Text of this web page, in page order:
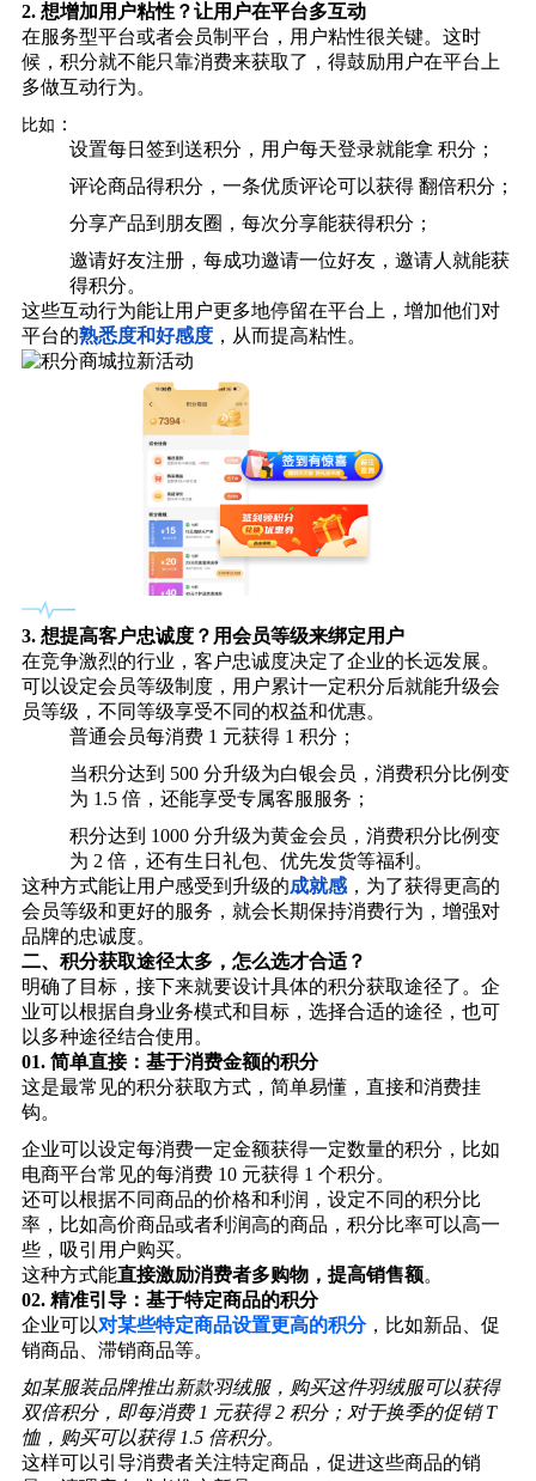
2. 想增加用户粘性？让用户在平台多互动
在服务型平台或者会员制平台，用户粘性很关键。这时
候，积分就不能只靠消费来获取了，得鼓励用户在平台上
多做互动行为。
比如 ：
设置每日签到送积分，用户每天登录就能拿 积分；
评论商品得积分，一条优质评论可以获得 翻倍积分；
分享产品到朋友圈，每次分享能获得积分；
邀请好友注册，每成功邀请一位好友，邀请人就能获
得积分。
这些互动行为能让用户更多地停留在平台上，增加他们对
平台的熟悉度和好感度，从而提高粘性。
3. 想提高客户忠诚度？用会员等级来绑定用户
在竞争激烈的行业，客户忠诚度决定了企业的长远发展。
可以设定会员等级制度，用户累计一定积分后就能升级会
员等级，不同等级享受不同的权益和优惠。
普通会员每消费 1 元获得 1 积分；
当积分达到 500 分升级为白银会员，消费积分比例变
为 1.5 倍，还能享受专属客服服务；
积分达到 1000 分升级为黄金会员，消费积分比例变
为 2 倍，还有生日礼包、优先发货等福利。
这种方式能让用户感受到升级的成就感，为了获得更高的
会员等级和更好的服务，就会长期保持消费行为，增强对
品牌的忠诚度。
二、 积分获取途径太多，怎么选才合适？
明确了目标，接下来就要设计具体的积分获取途径了。企
业可以根据自身业务模式和目标，选择合适的途径，也可
以多种途径结合使用。
01. 简单直接：基于消费金额的积分
这是最常见的积分获取方式，简单易懂，直接和消费挂
钩。
企业可以设定每消费一定金额获得一定数量的积分，比如
电商平台常见的每消费 10 元获得 1 个积分。
还可以根据不同商品的价格和利润，设定不同的积分比
率，比如高价商品或者利润高的商品，积分比率可以高一
些，吸引用户购买。
这种方式能直接激励消费者多购物，提高销售额。
02. 精准引导：基于特定商品的积分
企业可以对某些特定商品设置更高的积分，比如新品、促
销商品、滞销商品等。
如某服装品牌推出新款羽绒服，购买这件羽绒服可以获得
双倍积分，即每消费 1 元获得 2 积分；对于换季的促销 T
恤，购买可以获得 1.5 倍积分。
这样可以引导消费者关注特定商品，促进这些商品的销